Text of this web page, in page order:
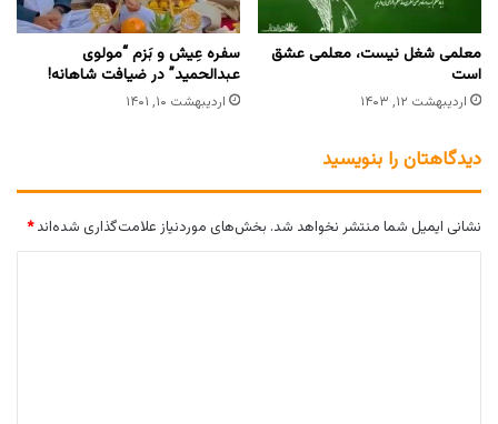
معلمی شغل نیست، معلمی عشق
است
اردیبهشت ۱۲, ۱۴۰۳
سفره عِیش و بَزم “مولوی
عبدالحمید” در ضیافت شاهانه!
اردیبهشت ۱۰, ۱۴۰۱
دیدگاهتان را بنویسید
نشانی ایمیل شما منتشر نخواهد شد. بخش‌های موردنیاز علامت‌گذاری شده‌اند*